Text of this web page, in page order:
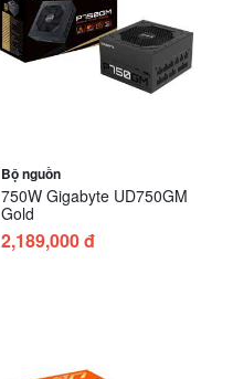
Bộ nguồn
750W Gigabyte UD750GM
Gold
2,189,000 đ